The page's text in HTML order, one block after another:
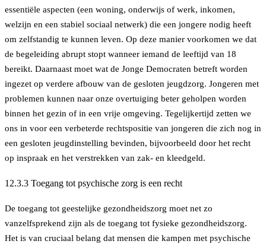
essentiële aspecten (een woning, onderwijs of werk, inkomen,
welzijn en een stabiel sociaal netwerk) die een jongere nodig heeft
om zelfstandig te kunnen leven. Op deze manier voorkomen we dat
de begeleiding abrupt stopt wanneer iemand de leeftijd van 18
bereikt. Daarnaast moet wat de Jonge Democraten betreft worden
ingezet op verdere afbouw van de gesloten jeugdzorg. Jongeren met
problemen kunnen naar onze overtuiging beter geholpen worden
binnen het gezin of in een vrije omgeving. Tegelijkertijd zetten we
ons in voor een verbeterde rechtspositie van jongeren die zich nog in
een gesloten jeugdinstelling bevinden, bijvoorbeeld door het recht
op inspraak en het verstrekken van zak- en kleedgeld.
12.3.3 Toegang tot psychische zorg is een recht
De toegang tot geestelijke gezondheidszorg moet net zo
vanzelfsprekend zijn als de toegang tot fysieke gezondheidszorg.
Het is van cruciaal belang dat mensen die kampen met psychische